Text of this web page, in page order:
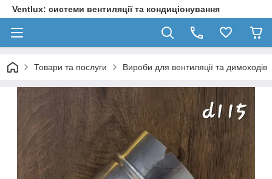
Ventlux: системи вентиляції та кондиціонування
Товари та послуги Вироби для вентиляції та димоходів